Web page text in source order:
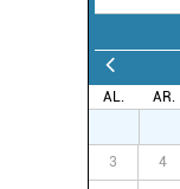
AL. AR.
3 4